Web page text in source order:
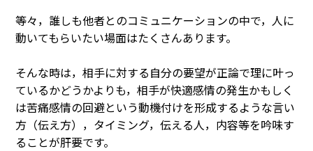
等々，誰しも他者とのコミュニケーションの中で，人に
動いてもらいたい場面はたくさんあります。
そんな時は，相手に対する自分の要望が正論で理に叶っ
ているかどうかよりも，相手が快適感情の発生かもしく
は苦痛感情の回避という動機付けを形成するような言い
方（伝え方），タイミング，伝える人，内容等を吟味す
ることが肝要です。